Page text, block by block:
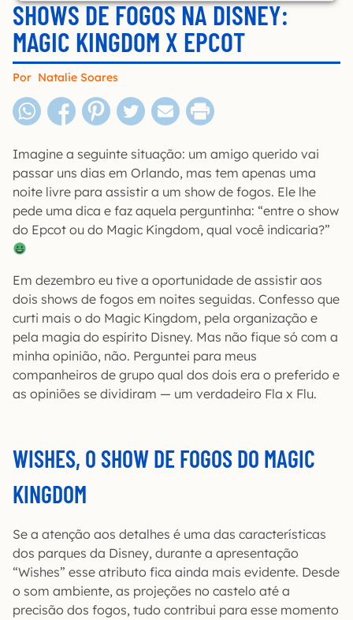
SHOWS DE FOGOS NA DISNEY:
MAGIC KINGDOM X EPCOT
Por Natalie Soares
Imagine a seguinte situação: um amigo querido vai
passar uns dias em Orlando, mas tem apenas uma
noite livre para assistir a um show de fogos. Ele lhe
pede uma dica e faz aquela perguntinha: “entre o show
do Epcot ou do Magic Kingdom, qual você indicaria?”
Em dezembro eu tive a oportunidade de assistir aos
dois shows de fogos em noites seguidas. Confesso que
curti mais o do Magic Kingdom, pela organização e
pela magia do espírito Disney. Mas não fique só com a
minha opinião, não. Perguntei para meus
companheiros de grupo qual dos dois era o preferido e
as opiniões se dividiram — um verdadeiro Fla x Flu.
WISHES, O SHOW DE FOGOS DO MAGIC
KINGDOM
Se a atenção aos detalhes é uma das características
dos parques da Disney, durante a apresentação
“Wishes” esse atributo fica ainda mais evidente. Desde
o som ambiente, as projeções no castelo até a
precisão dos fogos, tudo contribui para esse momento